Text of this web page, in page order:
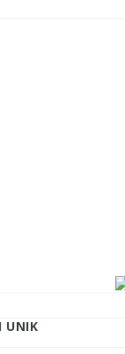
UNIK